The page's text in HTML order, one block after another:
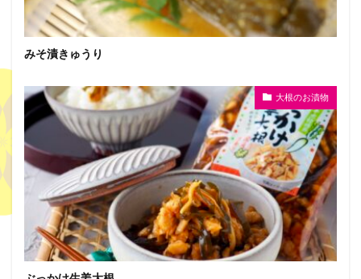
みそ漬きゅうり
大根のお漬物